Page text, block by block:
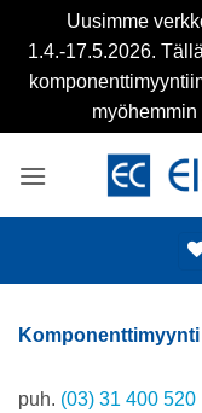
Uusimme
1.4.-17.5.2026.
myöhemmin
Komponenttimyynti
puh. (03) 31 400 520